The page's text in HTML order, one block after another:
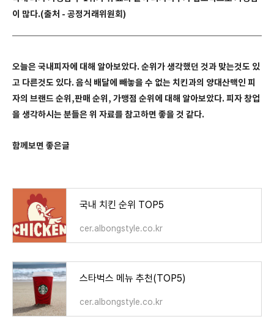
이 많다.(출처 - 공정거래위원회)
오늘은 국내피자에 대해 알아보았다. 순위가 생각했던 것과 맞는것도 있
고 다른것도 있다. 음식 배달에 빼놓을 수 없는 치킨과의 양대산맥인 피
자의 브랜드 순위,판매 순위, 가맹점 순위에 대해 알아보았다. 피자 창업
을 생각하시는 분들은 위 자료를 참고하면 좋을 것 같다.
함께보면 좋은글
국내 치킨 순위 TOP5
cer.albongstyle.co.kr
스타벅스 메뉴 추천(TOP5)
cer.albongstyle.co.kr